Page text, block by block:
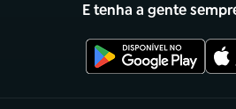
E tenha a gente